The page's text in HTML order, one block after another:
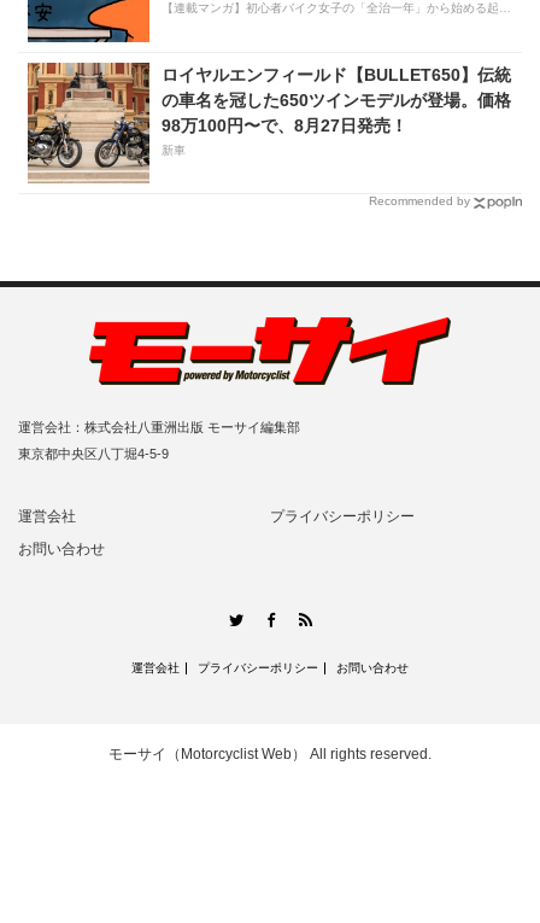
【連載マンガ】初心者バイク女子の「全治一年」から始める起死回生日記
ロイヤルエンフィールド【BULLET650】伝統
の車名を冠した650ツインモデルが登場。価格
98万100円〜で、8月27日発売！
新車
Recommended by
運営会社：株式会社八重洲出版 モーサイ編集部
東京都中央区八丁堀4-5-9
運営会社
プライバシーポリシー
お問い合わせ
TwitterFacebook
運営会社 プライバシーポリシー お問い合わせ
モーサイ（Motorcyclist Web） All rights reserved.